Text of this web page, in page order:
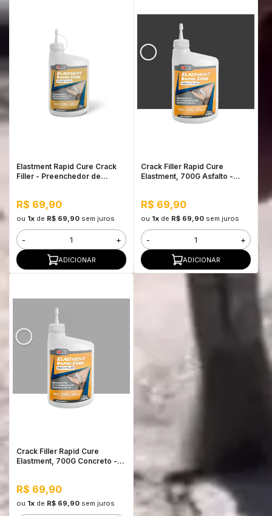
Elastment Rapid Cure Crack
Filler - Preenchedor de
R$ 69,90
ou 1xde R$ 69,90 sem juros
- +
ADICIONAR
Crack Filler Rapid Cure
Elastment, 700G Asfalto -
R$ 69,90
ou 1xde R$ 69,90 sem juros
- +
ADICIONAR
Crack Filler Rapid Cure
Elastment, 700G Concreto -
R$ 69,90
ou 1xde R$ 69,90 sem juros